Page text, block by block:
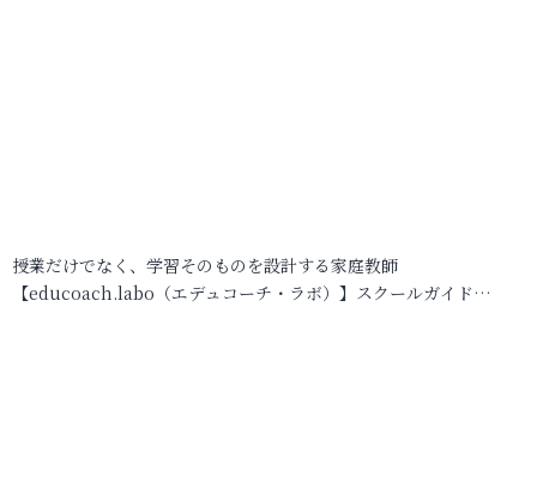
授業だけでなく、学習そのものを設計する家庭教師
【educoach.labo（エデュコーチ・ラボ）】スクールガイド…